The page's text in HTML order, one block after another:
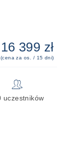
16 399 zł
(cena za os. / 15 dni)
👥
uczestników